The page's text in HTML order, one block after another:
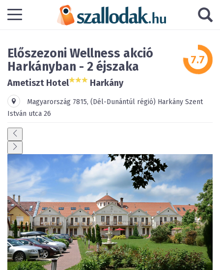
Előszezoni Wellness akció
Harkányban - 2 éjszaka
Ametiszt Hotel Harkány
Magyarország 7815, (Dél-Dunántúl régió) Harkány Szent
István utca 26